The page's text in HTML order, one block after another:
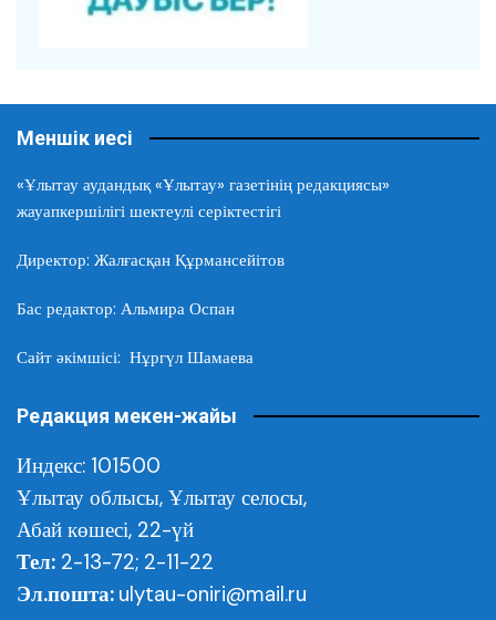
Меншік иесі
«Ұлытау аудандық «Ұлытау» газетінің редакциясы»
жауапкершілігі шектеулі серіктестігі
Директор: Жалғасқан Құрмансейітов
Бас редактор: Альмира Оспан
Сайт әкімшісі: Нұргүл Шамаева
Редакция мекен-жайы
Индекс: 101500
Ұлытау облысы, Ұлытау селосы,
Абай көшесі, 22-үй
Тел: 2-13-72; 2-11-22
Эл.пошта: ulytau-oniri@mail.ru